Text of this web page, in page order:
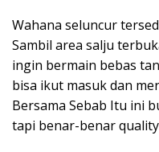
Wahana seluncur
Sambil area salju
ingin bermain bebas
bisa ikut masuk dan
Bersama Sebab Itu ini
tapi benar-benar